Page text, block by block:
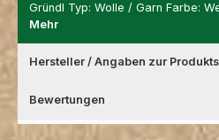
Gründl Typ: Wolle / Garn Farbe:
Mehr
Hersteller / Angaben zur
Bewertungen